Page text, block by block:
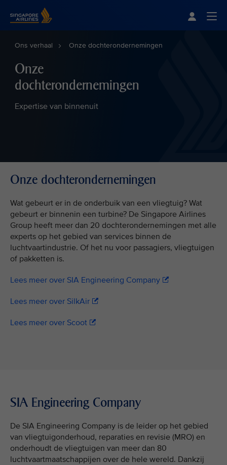
Ons verhaal Onze dochterondernemingen
Onze
dochterondernemingen
Expertise van binnenuit
Onze dochterondernemingen
Wat gebeurt er in de onderbuik van een vliegtuig? Wat
gebeurt er binnenin een turbine? De Singapore Airlines
Group heeft meer dan 20 dochterondernemingen met alle
experts op het gebied van services binnen de
luchtvaartindustrie. Of het nu voor passagiers, vliegtuigen
of pakketten is.
Lees meer over SIA Engineering Company
Lees meer over SilkAir
Lees meer over Scoot
SIA Engineering Company
De SIA Engineering Company is de leider op het gebied
van vliegtuigonderhoud, reparaties en revisie (MRO) en
onderhoudt de vliegtuigen van meer dan 80
luchtvaartmaatschappijen over de hele wereld. Dankzij